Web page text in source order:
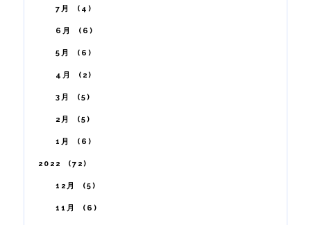
7月 4
6月 6
5月 6
4月 2
3月 5
2月 5
1月 6
2022 72
12月 5
11月 6